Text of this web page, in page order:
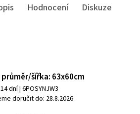
Hodnocení Diskuze
průměr/šířka: 63x60cm
14 dní| 6POSYNJW3
doručit do: 28.8.2026